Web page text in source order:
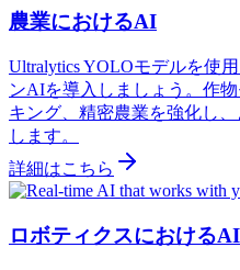
農業におけるAI
Ultralytics YOLOモデルを使
ンAIを導入しましょう。作
キング、精密農業を強化し
します。
詳細はこちら
ロボティクスにおけるAI